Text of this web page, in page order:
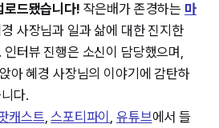
로드됐습니다! 작은배가 존경하는 마
사장님과 일과 삶에 대한 진지한
터뷰 진행은 소신이 담당했으며,
아 혜경 사장님의 이야기에 감탄하
다.
캐스트 ,스포티파이 유튜브에서 들